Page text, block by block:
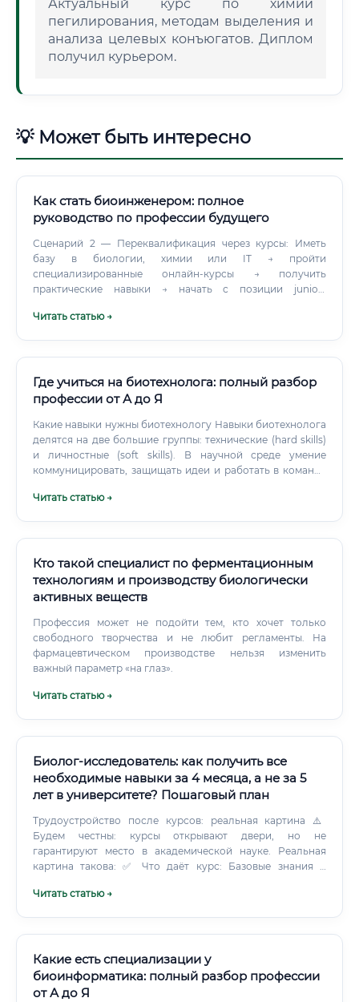
Актуальный курс по химии
пегилирования, методам выделения и
анализа целевых конъюгатов. Диплом
получил курьером.
💡 Может быть интересно
Как стать биоинженером: полное
руководство по профессии будущего
Сценарий 2 — Переквалификация через курсы: Иметь
базу в биологии, химии или IT → пройти
специализированные онлайн-курсы → получить
практические навыки → начать с позиции junior-
Сценарий 3 — Смена специальности из смежной области:
Читать статью →
Где учиться на биотехнолога: полный разбор
профессии от А до Я
Какие навыки нужны биотехнологу Навыки биотехнолога
делятся на две большие группы: технические (hard skills)
и личностные (soft skills). В научной среде умение
коммуницировать, защищать идеи и работать в команде
знания, без которых в профессии не обойтись: ✅
редактирование: CRISPR/Cas9, TALEN ✅ Биохимия:
ферментная кинетика, метаболические пути ✅
Биореакторы: принципы ферментации и
хроматография, масс-спектрометрия, ИФА ✅
Биоинформатика: базовый анализ геномных данных,
работа с базами данных ⚠️ Это минимальный набор.
Читать статью →
Кто такой специалист по ферментационным
технологиям и производству биологически
активных веществ
Профессия может не подойти тем, кто хочет только
свободного творчества и не любит регламенты. На
фармацевтическом производстве нельзя изменить
важный параметр «на глаз».
Читать статью →
Биолог-исследователь: как получить все
необходимые навыки за 4 месяца, а не за 5
лет в университете? Пошаговый план
Трудоустройство после курсов: реальная картина ⚠️
Будем честны: курсы открывают двери, но не
гарантируют место в академической науке. Реальная
картина такова: ✅ Что даёт курс: Базовые знания и
компетенции Навыки работы с конкретными
научного исследования Допуска к руководству
сложными проектами без наставника 🔑 Оптимальная
стратегия: курсы + стажировка + самостоятельные
Читать статью →
Какие есть специализации у
биоинформатика: полный разбор профессии
от А до Я